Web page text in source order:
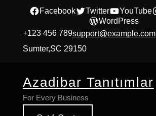
Facebook Twitter YouTube
WordPress
+123 456 789support@example.com
Sumter,SC 29150
Azadibar Tanıtımlar
For Every Business